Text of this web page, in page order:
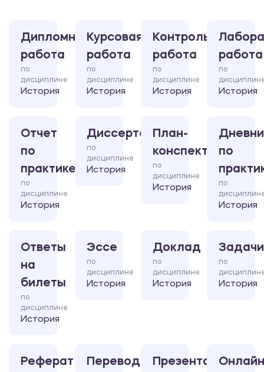
Дипломная
работа
по
дисциплине
История
Курсовая
работа
по
дисциплине
История
Контрольная
работа
по
дисциплине
История
работа
по
История
Отчет
по
практике
по
дисциплине
История
Диссертация
по
дисциплине
История
План-
конспект
по
дисциплине
История
по
по
История
Ответы
на
билеты
по
дисциплине
История
Эссе
по
дисциплине
История
Доклад
по
дисциплине
История
Задачи
по
История
Реферат Перевод Презентация